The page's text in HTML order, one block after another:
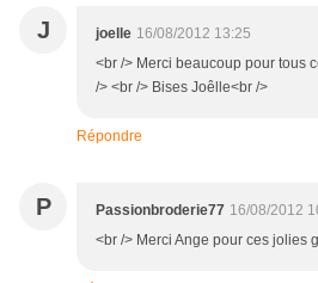
J joelle 16/08/2012 13:25
<br /> Merci beaucoup pour tous
/> <br /> Bises Joêlle<br />
Répondre
P Passionbroderie77 16/08/2012
<br /> Merci Ange pour ces jolies